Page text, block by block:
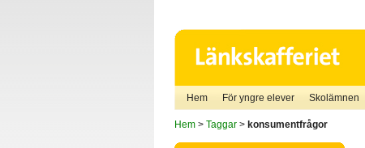
Hem För yngre elever Skolämnen
Hem> Taggar> konsumentfrågor